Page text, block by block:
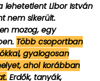
lehetetlent Libor István
nem sikerült.
mozog, egy
Több csoportban
gyalogosan
ahol korábban
Erdők, tanyák,